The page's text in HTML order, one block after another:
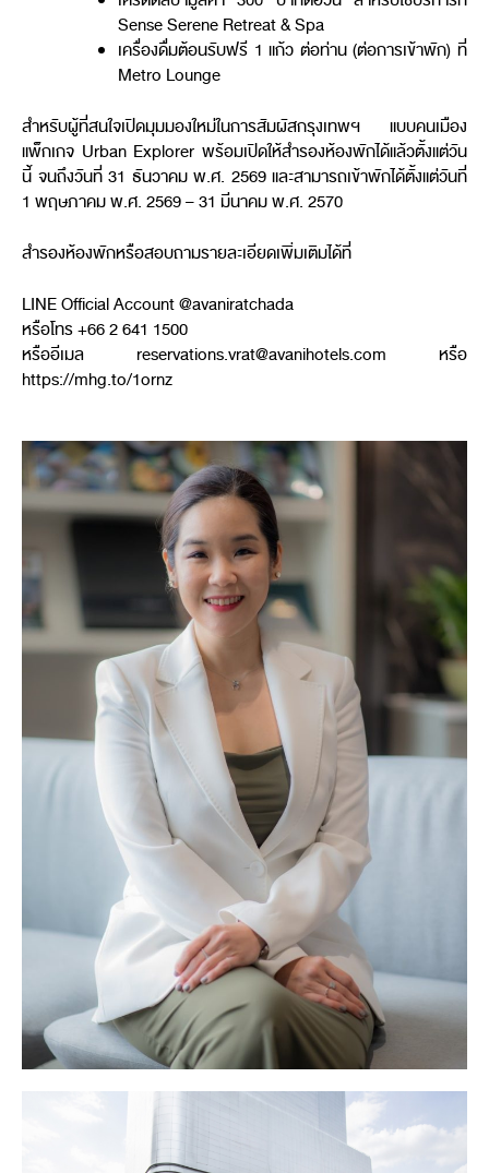
Sense Serene Retreat & Spa
เครื่องดื่มต้อนรับฟรี 1แก้ว ต่อท่าน(ต่อการเข้าพัก)ที่
Metro Lounge
สำหรับผู้ที่สนใจเปิดมุมมองใหม่ในการสัมผัสกรุงเทพฯ แบบคนเมือง
แพ็กเกจ Urban Explorer พร้อมเปิดให้สำรองห้องพักได้แล้วตั้งแต่วัน
นี้ จนถึงวันที่31 ธันวาคม พ.ศ. 2569 และสามารถเข้าพักได้ตั้งแต่วันที่
1 พฤษภาคม พ.ศ. 2569 – 31 มีนาคม พ.ศ. 2570
สำรองห้องพักหรือสอบถามรายละเอียดเพิ่มเติมได้ที่
LINE Official Account @avaniratchada
หรือโทร+66 2 641 1500
หรืออีเมล
reservations.vrat@avanihotels.com
หรือ
https://mhg.to/1ornz